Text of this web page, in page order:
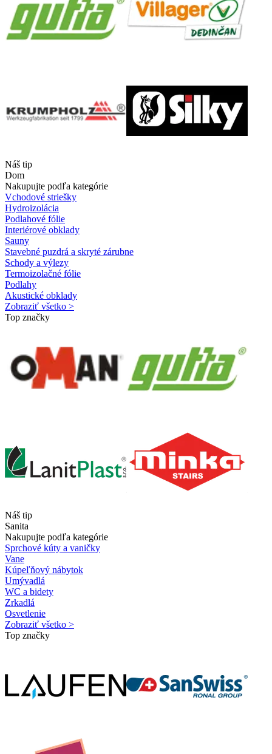
Náš tip
Dom
Nakupujte podľa kategórie
Vchodové striešky
Hydroizolácia
Podlahové fólie
Interiérové obklady
Sauny
Stavebné puzdrá a skryté zárubne
Schody a výlezy
Termoizolačné fólie
Podlahy
Akustické obklady
Zobraziť všetko >
Top značky
Náš tip
Sanita
Nakupujte podľa kategórie
Sprchové kúty a vaničky
Vane
Kúpeľňový nábytok
Umývadlá
WC a bidety
Zrkadlá
Osvetlenie
Zobraziť všetko >
Top značky